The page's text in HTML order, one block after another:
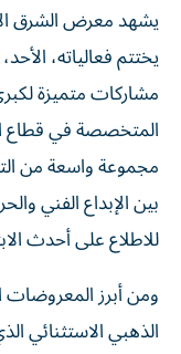
يشهد معرض الشرق
يختتم فعالياته،
مشاركات متميزة
المتخصصة في قطاع
مجموعة واسعة من
بين الإبداع الفني
للاطلاع على أحدث
ومن أبرز المعروضات
الذهبي الاستثنائي